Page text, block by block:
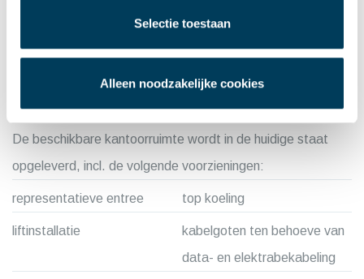
Selectie toestaan
Alleen noodzakelijke cookies
terrein van de gemeente.
op naastgelegen terrein van
de gemeente.
De beschikbare kantoorruimte wordt in de huidige staat
opgeleverd, incl. de volgende voorzieningen:
representatieve entree top koeling
liftinstallatie
kabelgoten ten behoeve van
data- en elektrabekabeling